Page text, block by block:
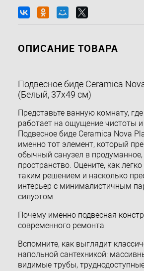
ОПИСАНИЕ ТОВАРА
Подвесное биде Ceramica
(Белый, 37x49 см)
Представьте ванную комнату,
работает на ощущение чистоты
Подвесное биде Ceramica Nova
именно тот элемент, который
обычный санузел в
пространство. Оцените, как
таким решением и насколько
интерьер с минималистичным
силуэтом.
Почему именно подвесная
современного ремонта
Вспомните, как выглядит
напольной сантехникой:
видимые трубы,